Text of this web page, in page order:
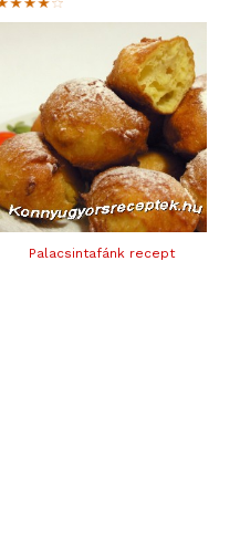
Palacsintafánk recept